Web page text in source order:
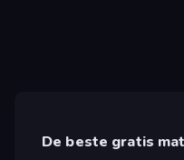
De beste gratis